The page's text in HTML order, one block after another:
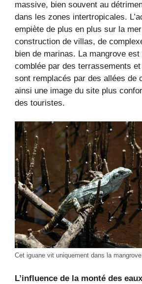
massive, bien souvent au
dans les zones intertropicales.
empiète de plus en plus sur la
construction de villas, de
bien de marinas. La mangrove
comblée par des terrassements
sont remplacés par des allées de
ainsi une image du site plus
des touristes.
Cet iguane vit uniquement dans la
L’influence de la monté des eaux